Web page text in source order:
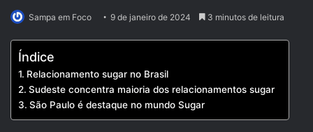
Sampa em Foco 9 de janeiro de 2024 3 minutos de leitura
Índice
Relacionamento sugar no Brasil
Sudeste concentra maioria dos relacionamentos sugar
São Paulo é destaque no mundo Sugar